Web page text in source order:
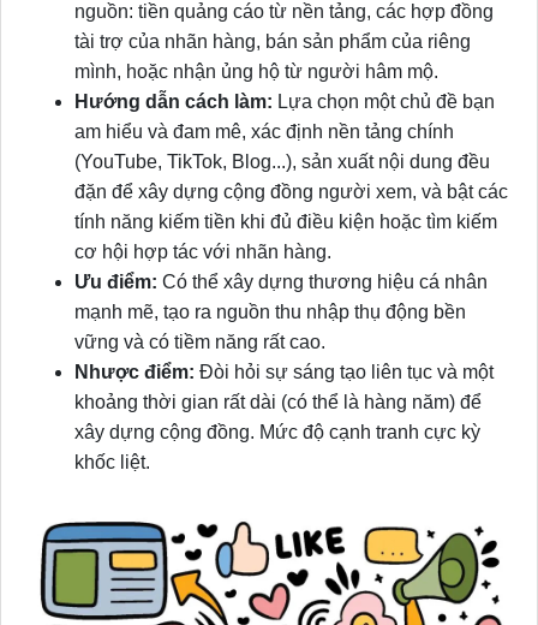
nguồn: tiền quảng cáo từ nền tảng, các hợp đồng
tài trợ của nhãn hàng, bán sản phẩm của riêng
mình, hoặc nhận ủng hộ từ người hâm mộ.
Hướng dẫn cách làm: Lựa chọn một chủ đề bạn
am hiểu và đam mê, xác định nền tảng chính
(YouTube, TikTok, Blog...), sản xuất nội dung đều
đặn để xây dựng cộng đồng người xem, và bật các
tính năng kiếm tiền khi đủ điều kiện hoặc tìm kiếm
cơ hội hợp tác với nhãn hàng.
Ưu điểm: Có thể xây dựng thương hiệu cá nhân
mạnh mẽ, tạo ra nguồn thu nhập thụ động bền
vững và có tiềm năng rất cao.
Nhược điểm: Đòi hỏi sự sáng tạo liên tục và một
khoảng thời gian rất dài (có thể là hàng năm) để
xây dựng cộng đồng. Mức độ cạnh tranh cực kỳ
khốc liệt.